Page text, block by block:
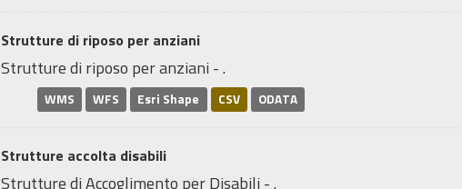
Strutture di riposo per anziani
Strutture di riposo per anziani - .
WMS WFS Esri Shape CSV ODATA
Strutture accolta disabili
Strutture di Accoglimento per Disabili - .